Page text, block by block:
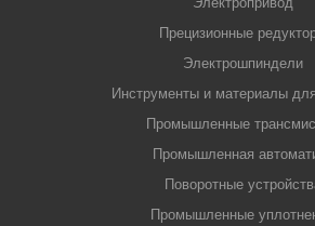
Прецизионные
Электрошпиндели
Инструменты и материалы
Промышленные
Промышленная
Поворотные
Промышленные